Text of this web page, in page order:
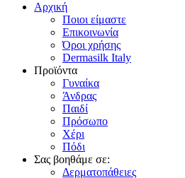
Αρχική
Ποιοι είμαστε
Επικοινωνία
Όροι χρήσης
Dermasilk Italy
Προϊόντα
Γυναίκα
Άνδρας
Παιδί
Πρόσωπο
Χέρι
Πόδι
Σας βοηθάμε σε:
Δερματοπάθειες